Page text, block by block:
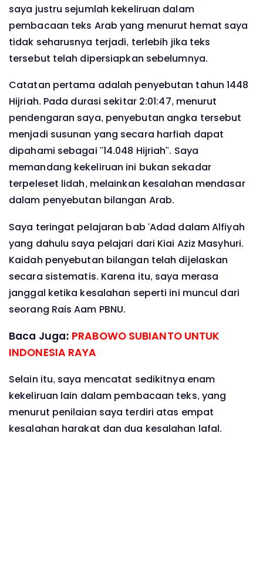
saya justru sejumlah kekeliruan dalam
pembacaan teks Arab yang menurut hemat saya
tidak seharusnya terjadi, terlebih jika teks
tersebut telah dipersiapkan sebelumnya.
Catatan pertama adalah penyebutan tahun 1448
Hijriah. Pada durasi sekitar 2:01:47, menurut
pendengaran saya, penyebutan angka tersebut
menjadi susunan yang secara harfiah dapat
dipahami sebagai "14.048 Hijriah". Saya
memandang kekeliruan ini bukan sekadar
terpeleset lidah, melainkan kesalahan mendasar
dalam penyebutan bilangan Arab.
Saya teringat pelajaran bab 'Adad dalam Alfiyah
yang dahulu saya pelajari dari Kiai Aziz Masyhuri.
Kaidah penyebutan bilangan telah dijelaskan
secara sistematis. Karena itu, saya merasa
janggal ketika kesalahan seperti ini muncul dari
seorang Rais Aam PBNU.
Baca Juga: PRABOWO SUBIANTO UNTUK
INDONESIA RAYA
Selain itu, saya mencatat sedikitnya enam
kekeliruan lain dalam pembacaan teks, yang
menurut penilaian saya terdiri atas empat
kesalahan harakat dan dua kesalahan lafal.